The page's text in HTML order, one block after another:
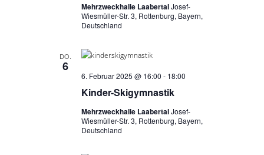
Mehrzweckhalle LaabertalJosef-
Wiesmüller-Str. 3, Rottenburg, Bayern,
Deutschland
DO.
6
Kinder-Skigymnastik
6. Februar 2025 @ 16:00 - 18:00
Mehrzweckhalle LaabertalJosef-
Wiesmüller-Str. 3, Rottenburg, Bayern,
Deutschland